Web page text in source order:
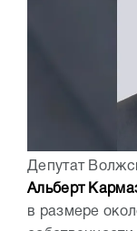
Депутат
Альберт
в размере